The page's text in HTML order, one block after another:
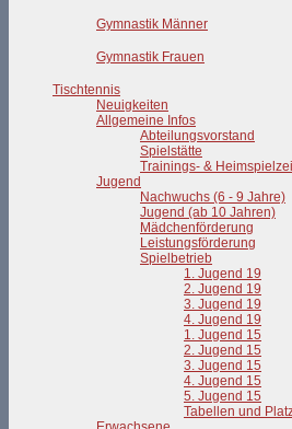
Gymnastik Männer
Gymnastik Frauen
Tischtennis
Neuigkeiten
Allgemeine Infos
Abteilungsvorstand
Spielstätte
Trainings- &
Jugend
Nachwuchs (6 - 9 Jahre)
Jugend (ab 10 Jahren)
Mädchenförderung
Leistungsförderung
Spielbetrieb
1. Jugend 19
2. Jugend 19
3. Jugend 19
4. Jugend 19
1. Jugend 15
2. Jugend 15
3. Jugend 15
4. Jugend 15
5. Jugend 15
Tabellen und